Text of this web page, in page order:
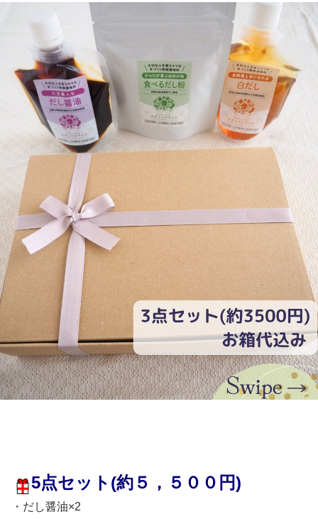
5点セット(約５，５００円)
・だし醤油×2